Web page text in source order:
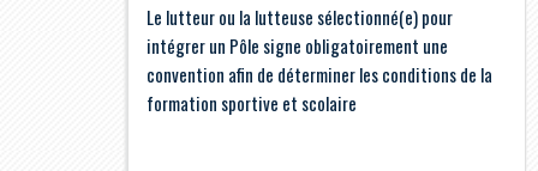
Le lutteur ou la lutteuse sélectionné(e) pour
intégrer un Pôle signe obligatoirement une
convention afin de déterminer les conditions de la
formation sportive et scolaire